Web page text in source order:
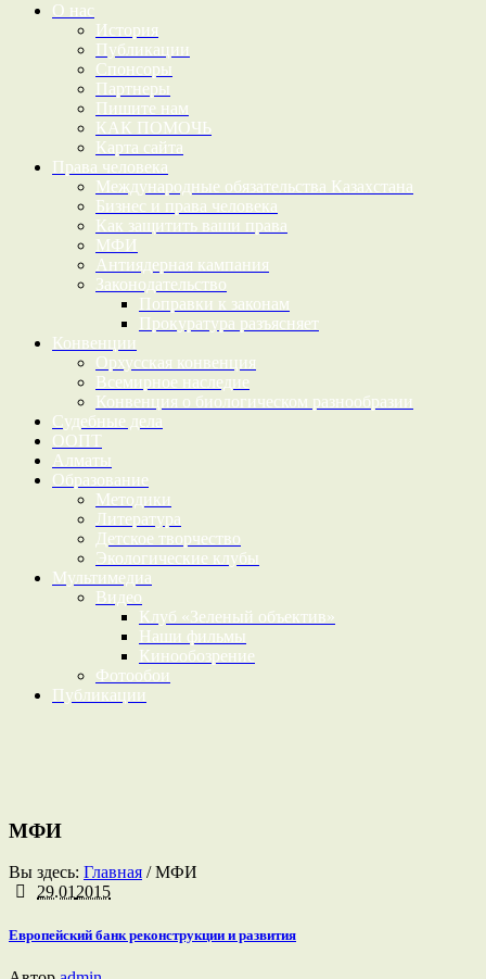
О нас
История
Публикации
Спонсоры
Партнеры
Пишите нам
КАК ПОМОЧЬ
Карта сайта
Права человека
Международные обязательства Казахстана
Бизнес и права человека
Как защитить ваши права
МФИ
Антиядерная кампания
Законодательство
Поправки к законам
Прокуратура разъясняет
Конвенции
Орхусская конвенция
Всемирное наследие
Конвенция о биологическом разнообразии
Судебные дела
ООПТ
Алматы
Образование
Методики
Литература
Детское творчество
Экологические клубы
Мультимедиа
Видео
Клуб «Зеленый объектив»
Наши фильмы
Кинообозрение
Фотообои
Публикации
МФИ
Вы здесь: Главная /МФИ
29.012015
Европейский банк реконструкции и развития